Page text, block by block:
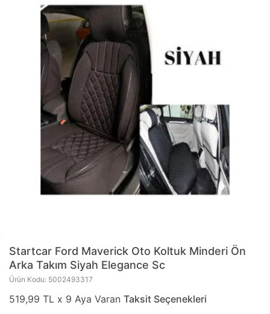
Startcar Ford Maverick Oto Koltuk Minderi Ön
Arka Takım Siyah Elegance Sc
Ürün Kodu: 5002493317
519,99 TL x 9 Aya Varan Taksit Seçenekleri